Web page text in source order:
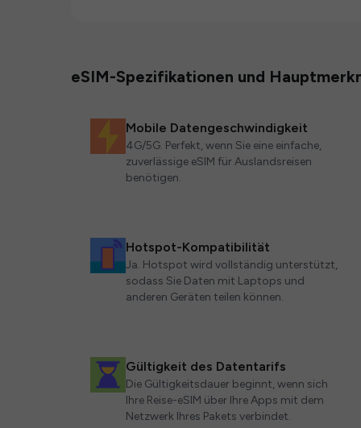
eSIM-Spezifikationen und
Mobile Datengeschwindigkeit
4G/5G. Perfekt, wenn Sie eine einfache,
zuverlässige eSIM für Auslandsreisen
benötigen.
Hotspot-Kompatibilität
Ja. Hotspot wird vollständig unterstützt,
sodass Sie Daten mit Laptops und
anderen Geräten teilen können.
Gültigkeit des Datentarifs
Die Gültigkeitsdauer beginnt, wenn sich
Ihre Reise-eSIM über Ihre Apps mit dem
Netzwerk Ihres Pakets verbindet.